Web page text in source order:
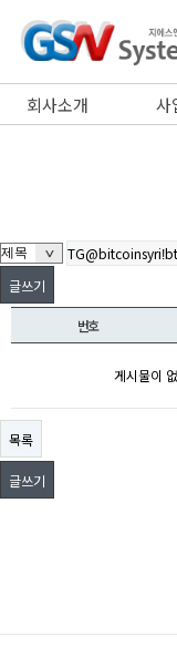
회사소개 사
글쓰기
번호
게시물이
목록
글쓰기